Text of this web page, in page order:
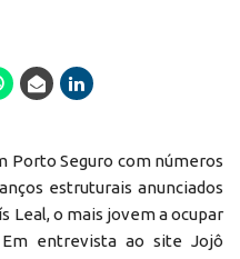
Porto Seguro com números
estruturais anunciados
Leal, o mais jovem a ocupar
entrevista ao site Jojô